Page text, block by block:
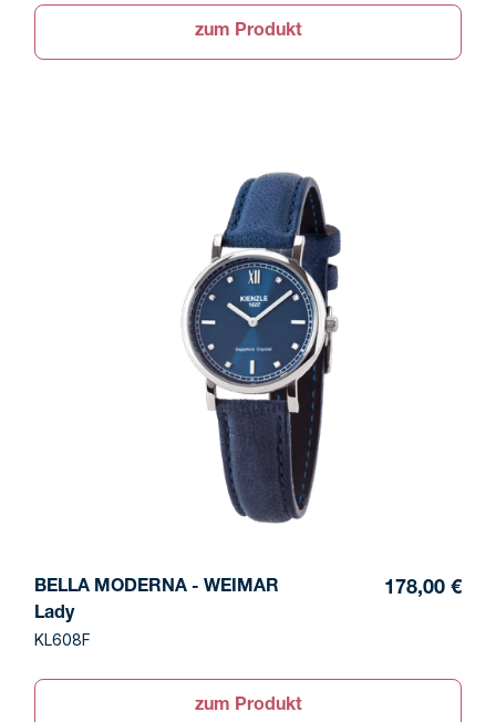
zum Produkt
BELLA MODERNA - WEIMAR
Lady
KL608F
178,00 €
zum Produkt